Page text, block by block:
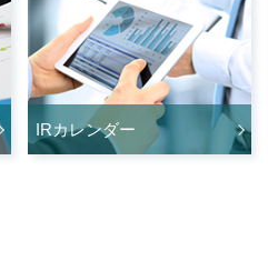
IRカレンダー